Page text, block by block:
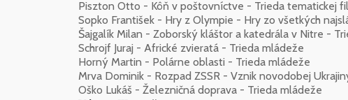
Piszton Otto - Kôň v poštovníctve - Trieda tematickej
Sopko František - Hry z Olympie - Hry zo všetkých
Šajgalík Milan - Zoborský kláštor a katedrála v Nitre -
Schrojf Juraj - Africké zvieratá - Trieda mládeže
Horný Martin - Polárne oblasti - Trieda mládeže
Mrva Dominik - Rozpad ZSSR - Vznik novodobej
Oško Lukáš - Železničná doprava - Trieda mládeže